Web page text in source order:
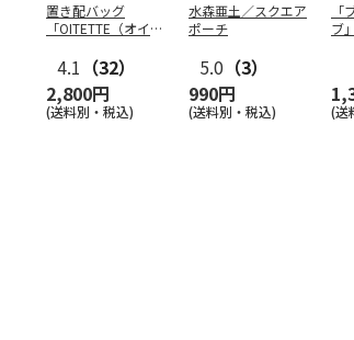
置き配バッグ
「OITETTE（オイテ
4.1 （32）
2,800円
(送料別・税込)
水森亜土／スクエア
ポーチ
5.0 （3）
990円
(送料別・税込)
ブ
(送